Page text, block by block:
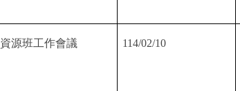
資源班工作會議 114/02/10